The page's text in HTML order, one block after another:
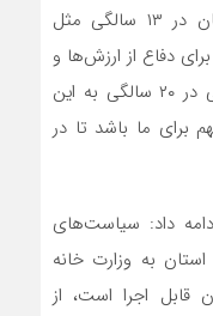
حسین فهمیده، عنوان کرد: یک انسان در ۱۳ سالگی مثل
دفاع از ارزش‌ها و
فرهنگ کشورش و ممکن است جوانی در ۲۰ سالگی به این
برای ما باشد تا در
داد: سیاست‌های
به وزارت خانه
قابل اجرا است، از